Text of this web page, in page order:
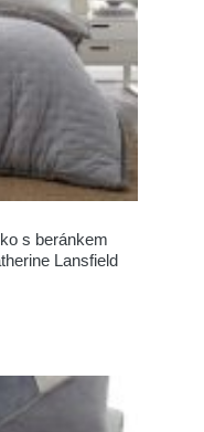
s beránkem
Lansfield